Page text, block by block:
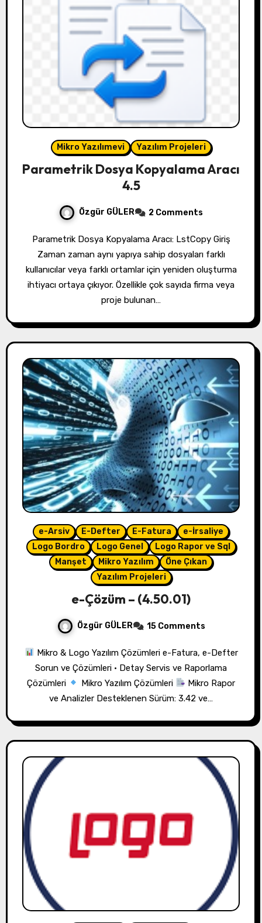
Mikro Yazılımevi Yazılım Projeleri
Parametrik Dosya Kopyalama Aracı
4.5
Özgür GÜLER 2 Comments
Parametrik Dosya Kopyalama Aracı: LstCopy Giriş
Zaman zaman aynı yapıya sahip dosyaları farklı
kullanıcılar veya farklı ortamlar için yeniden oluşturma
ihtiyacı ortaya çıkıyor. Özellikle çok sayıda firma veya
proje bulunan…
e-Arsiv E-Defter E-Fatura
e-İrsaliye
Logo Bordro
Logo Genel
Logo Rapor ve Sql
Manşet
Mikro Yazılım
Öne Çıkan
Yazılım Projeleri
e-Çözüm – (4.50.01)
Özgür GÜLER 15 Comments
Mikro & Logo Yazılım Çözümleri e-Fatura, e-Defter
Sorun ve Çözümleri • Detay Servis ve Raporlama
Çözümleri
Mikro Yazılım Çözümleri
Mikro Rapor
ve Analizler Desteklenen Sürüm: 3.42 ve…